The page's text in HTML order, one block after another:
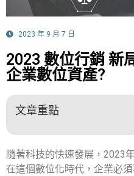
2023 年 9 月 7 日
2023 數位行銷 新
企業數位資產?
文章重點
隨著科技的快速發展，2023
在這個數位化時代，企業必